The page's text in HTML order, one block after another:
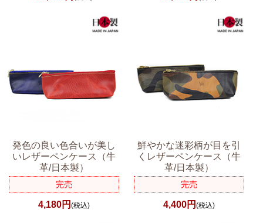
発色の良い色合いが美し
いレザーペンケース（牛
革/日本製）
完売
4,180円(税込)
鮮やかな迷彩柄が目を引
くレザーペンケース（牛
革/日本製）
完売
4,400円 (税込)